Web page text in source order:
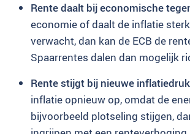
Rente daalt bij economische
economie of daalt de inflatie
verwacht, dan kan de ECB de
Spaarrentes dalen dan mogelijk
Rente stijgt bij nieuwe inflatiedruk
inflatie opnieuw op, omdat de
bijvoorbeeld plotseling stijgen,